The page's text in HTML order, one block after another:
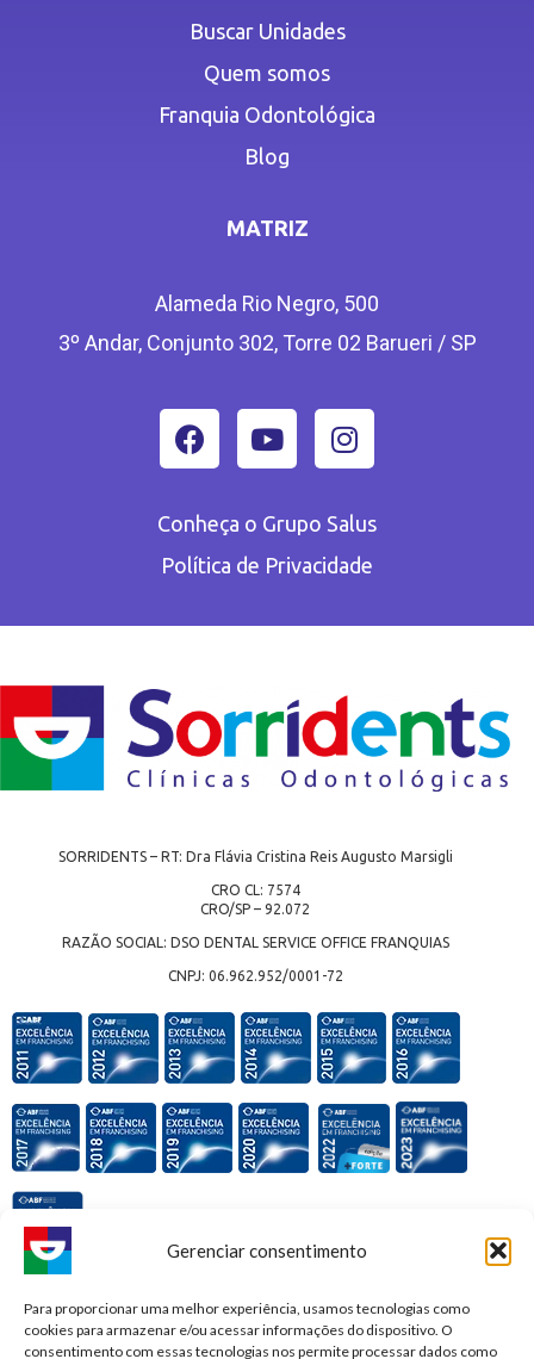
Gerenciar consentimento
Para proporcionar uma melhor experiência, usamos tecnologias como
cookies para armazenar e/ou acessar informações do dispositivo. O
consentimento com essas tecnologias nos permite processar dados como
Buscar Unidades
Quem somos
Franquia Odontológica
Blog
MATRIZ
Alameda Rio Negro, 500
3º Andar, Conjunto 302, Torre 02 Barueri / SP
Conheça o Grupo Salus
Política de Privacidade
SORRIDENTS – RT: Dra Flávia Cristina Reis Augusto Marsigli
CRO CL: 7574
CRO/SP – 92.072
RAZÃO SOCIAL: DSO DENTAL SERVICE OFFICE FRANQUIAS
CNPJ: 06.962.952/0001-72
Premiações e honrarias: